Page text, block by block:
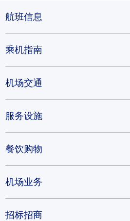
航班信息
乘机指南
机场交通
服务设施
餐饮购物
机场业务
招标招商